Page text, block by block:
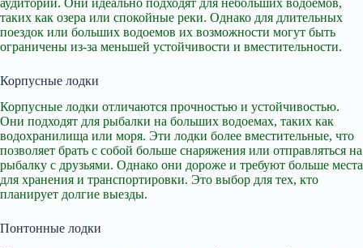
таких как озера или спокойные реки. Однако для длительных
поездок или больших водоемов их возможности могут быть
ограничены из-за меньшей устойчивости и вместительности.
Корпусные лодки
Корпусные лодки отличаются прочностью и устойчивостью.
Они подходят для рыбалки на больших водоемах, таких как
водохранилища или моря. Эти лодки более вместительные, что
позволяет брать с собой больше снаряжения или отправляться на
рыбалку с друзьями. Однако они дороже и требуют больше места
для хранения и транспортировки. Это выбор для тех, кто
планирует долгие выезды.
Понтонные лодки